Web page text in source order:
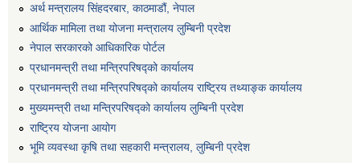
अर्थ मन्त्रालय सिंहदरबार, काठमाडौं, नेपाल
आर्थिक मामिला तथा योजना मन्त्रालय लुम्बिनी प्रदेश
नेपाल सरकारको आधिकारिक पोर्टल
प्रधानमन्त्री तथा मन्त्रिपरिषद्को कार्यालय
प्रधानमन्त्री तथा मन्त्रिपरिषद्को कार्यालय राष्ट्रिय तथ्याङ्क कार्यालय
मुख्यमन्त्री तथा मन्त्रिपरिषद्को कार्यालय लुम्बिनी प्रदेश
राष्ट्रिय योजना आयोग
भूमि व्यवस्था कृषि तथा सहकारी मन्त्रालय, लुम्बिनी प्रदेश